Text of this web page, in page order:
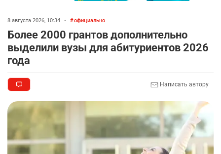
8 августа 2026, 10:34 • официально
Более 2000 грантов дополнительно
выделили вузы для абитуриентов 2026
года
Написать автору